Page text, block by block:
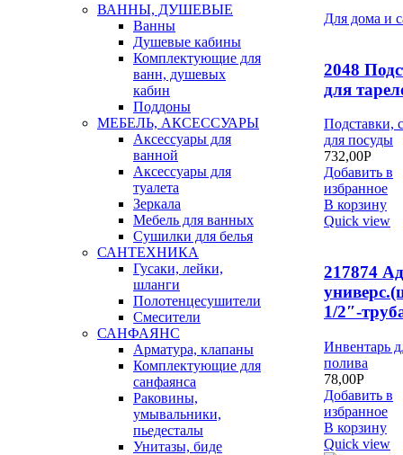
ВАННЫ, ДУШЕВЫЕ
Ванны
Душевые кабины
Комплектующие для
ванн, душевых
кабин
Поддоны
МЕБЕЛЬ, АКСЕССУАРЫ
Аксессуары для
ванной
Аксессуары для
туалета
Зеркала
Мебель для ванных
Сушилки для белья
САНТЕХНИКА
Гусаки, лейки,
шланги
Полотенцесушители
Смесители
САНФАЯНС
Арматура, клапаны
Комплектующие для
санфаянса
Раковины,
умывальники,
пьедесталы
Унитазы, биде
Для дома и
2048
для
Подставки,
для посуды
732,00Р
Добавить в
избранное
В корзину
Quick view
217874
1/2″-
Инвентарь
полива
78,00Р
Добавить в
избранное
В корзину
Quick view